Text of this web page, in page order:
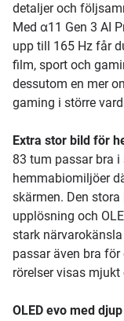
detaljer och
Med α11 Gen 3 AI
upp till 165 Hz får
film, sport och
dessutom en mer
gaming i större
Extra stor bild för
83 tum passar bra
hemmabiomiljöer
skärmen. Den
upplösning och
stark
passar även bra
rörelser visas mjukt
OLED evo med